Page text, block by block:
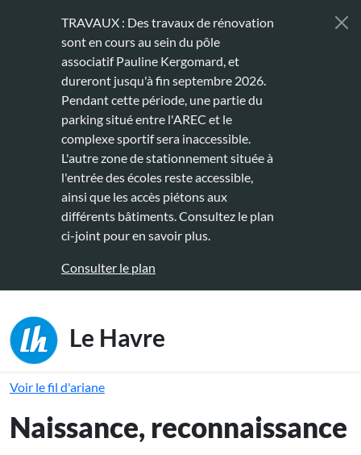
TRAVAUX : Des travaux de rénovation
sont en cours au sein du pôle
associatif Pauline Kergomard, et
dureront jusqu'à fin septembre 2026.
Pendant cette période, une partie du
parking situé entre l'AREC et le
complexe sportif sera inaccessible.
L'autre zone de stationnement située à
l'entrée des écoles reste accessible,
ainsi que les accès piétons aux
différents bâtiments. Consultez le plan
ci-joint pour en savoir plus.
Consulter le plan
Le Havre
Voir le fil d'ariane
Naissance, reconnaissance